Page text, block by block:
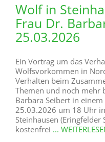
Wolf in
Frau Dr.
25.03.2026
Ein Vortrag um das
Wolfsvorkommen in
Verhalten beim
Themen und noch mehr
Barbara Seibert in
25.03.2026 um 18 Uhr
Steinhausen
kostenfrei ...